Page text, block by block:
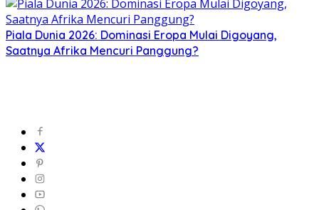
Piala Dunia 2026: Dominasi Eropa Mulai Digoyang,
Saatnya Afrika Mencuri Panggung?